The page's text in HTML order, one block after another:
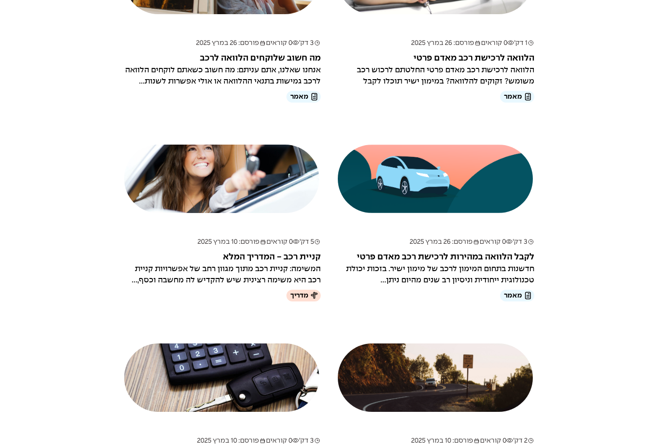
1 דק' 0 קוראים פורסם: 26 במרץ 2025
הלוואה לרכישת רכב מאדם פרטי
הלוואה לרכישת רכב מאדם פרטי החלטתם לרכוש רכב
משומש? זקוקים להלוואה? במימון ישיר תוכלו לקבל
הלוואה...
מאמר
3 דק' 0 קוראים פורסם: 26 במרץ 2025
מה חשוב שלוקחים הלוואה לרכב
אנחנו שאלנו, אתם עניתם: מה חשוב כשאתם לוקחים הלוואה
לרכב גמישות בתנאי ההלוואה או אולי אפשרות לשנות...
מאמר
3 דק' 0 קוראים פורסם: 26 במרץ 2025
לקבל הלוואה במהירות לרכישת רכב מאדם פרטי
חדשנות בתחום המימון לרכב של מימון ישיר. בזכות יכולת
טכנולוגית ייחודית וניסיון רב שנים מהיום ניתן...
מאמר
5 דק' 0 קוראים פורסם: 10 במרץ 2025
קניית רכב - המדריך המלא
המשימה: קניית רכב מתוך מגוון רחב של אפשרויות קניית
רכב היא משימה רצינית שיש להקדיש לה מחשבה וכסף,...
מדריך
2 דק' 0 קוראים פורסם: 10 במרץ 2025 3 דק' 0 קוראים פורסם: 10 במרץ 2025